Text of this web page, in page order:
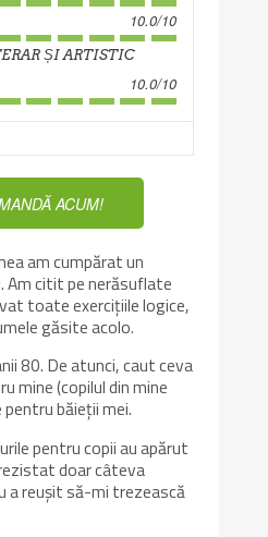
10.0/10
ȘI ARTISTIC
10.0/10
ACUM!
am cumpărat un
Amcitit pe nerăsuflate
toate exercițiile logice,
găsite acolo.
80. De atunci, caut ceva
mine (copilul din mine
băieții mei.
pentru copii au apărut
doar câteva
a reușit să-mi trezească